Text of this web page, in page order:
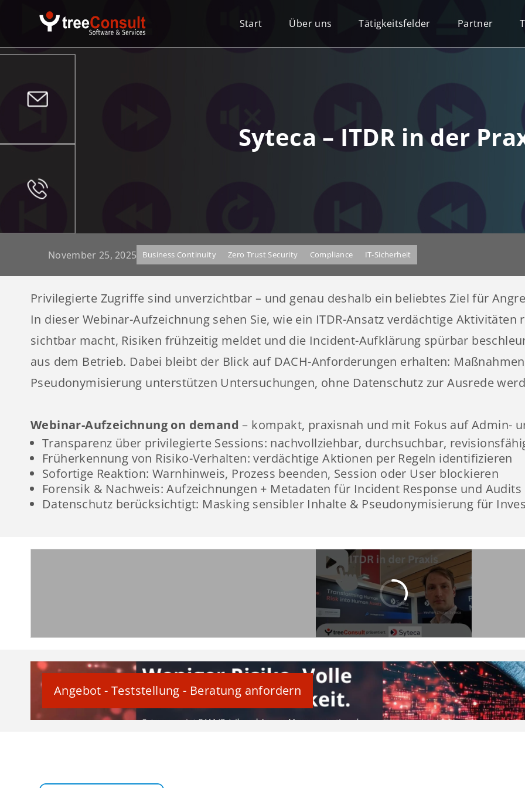
Start Über uns Tätigkeitsfelder Partner
Syteca – ITDR in der
November 25, 2025 Business Continuity Zero Trust Security Compliance IT-Sicherheit
Privilegierte Zugriffe sind unverzichtbar – und genau deshalb ein beliebtes Ziel für
In dieser Webinar-Aufzeichnung sehen Sie, wie ein ITDR-Ansatz verdächtige
sichtbar macht, Risiken frühzeitig meldet und die Incident-Aufklärung spürbar
aus dem Betrieb. Dabei bleibt der Blick auf DACH-Anforderungen erhalten:
Pseudonymisierung unterstützen Untersuchungen, ohne Datenschutz zur Ausrede
Webinar-Aufzeichnung on demand – kompakt, praxisnah und mit Fokus auf Admin-
Transparenz über privilegierte Sessions: nachvollziehbar, durchsuchbar,
Früherkennung von Risiko-Verhalten: verdächtige Aktionen per Regeln identifizieren
Sofortige Reaktion: Warnhinweis, Prozess beenden, Session oder User blockieren
Forensik & Nachweis: Aufzeichnungen + Metadaten für Incident Response und Audits
Datenschutz berücksichtigt: Masking sensibler Inhalte & Pseudonymisierung für
Angebot - Teststellung - Beratung anfordern